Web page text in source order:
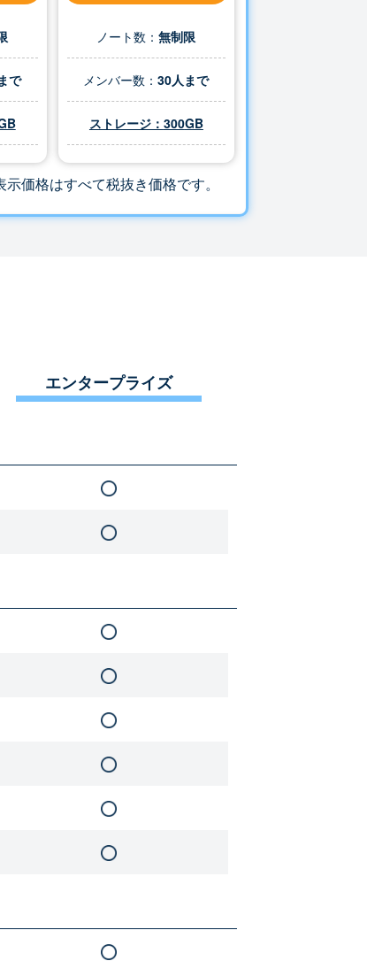
で
ノート数：無制限
メンバー数：30人まで
ストレージ： 300GB
示価格はすべて税抜き価格です。
エンタープライズ